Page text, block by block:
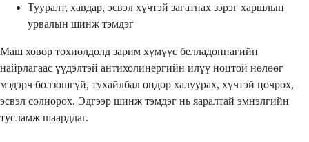
Тууралт, хавдар, эсвэл хүчтэй загатнах зэрэг харшлын
урвалын шинж тэмдэг
Маш ховор тохиолдолд зарим хүмүүс белладоннагийн
найрлагаас үүдэлтэй антихолинергийн илүү ноцтой нөлөөг
мэдэрч болзошгүй, тухайлбал өндөр халуурах, хүчтэй цочрох,
эсвэл солиорох. Эдгээр шинж тэмдэг нь яаралтай эмнэлгийн
тусламж шаарддаг.